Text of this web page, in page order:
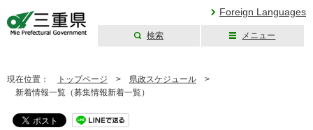
Foreign Languages
検索 メニュー
現在位置： トップページ > 県政スケジュール >
新着情報一覧（募集情報新着一覧）